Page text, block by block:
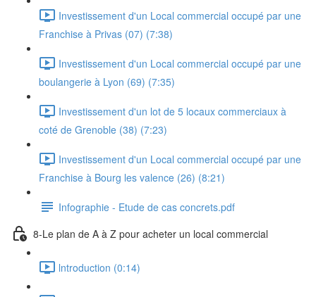
Investissement d'un Local commercial occupé par une
Franchise à Privas (07) (7:38)
Investissement d'un Local commercial occupé par une
boulangerie à Lyon (69) (7:35)
Investissement d'un lot de 5 locaux commerciaux à
coté de Grenoble (38) (7:23)
Investissement d'un Local commercial occupé par une
Franchise à Bourg les valence (26) (8:21)
Infographie - Etude de cas concrets.pdf
8-Le plan de A à Z pour acheter un local commercial
lntroduction (0:14)